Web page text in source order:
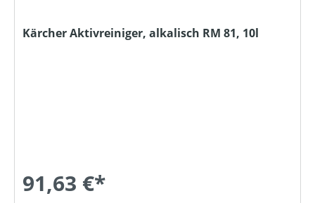
Kärcher Aktivreiniger, alkalisch RM 81, 10l
91,63 €*